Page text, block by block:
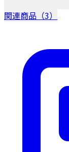
関連商品（3）